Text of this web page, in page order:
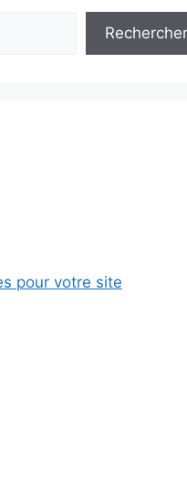
Rechercher
pour votre site